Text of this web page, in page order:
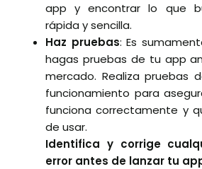
app y encontrar lo que
rápida y sencilla.
Haz pruebas: Es
hagas pruebas de tu app
mercado. Realiza pruebas
funcionamiento para
funciona correctamente y
de usar.
Identifica y corrige
error antes de lanzar tu